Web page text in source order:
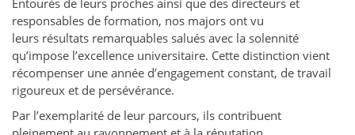
Entourés de leurs proches ainsi que des directeurs et
responsables de formation, nos majors ont vu
leurs résultats remarquables salués avec la solennité
qu’impose l’excellence universitaire. Cette distinction vient
récompenser une année d’engagement constant, de travail
rigoureux et de persévérance.
Par l’exemplarité de leur parcours, ils contribuent